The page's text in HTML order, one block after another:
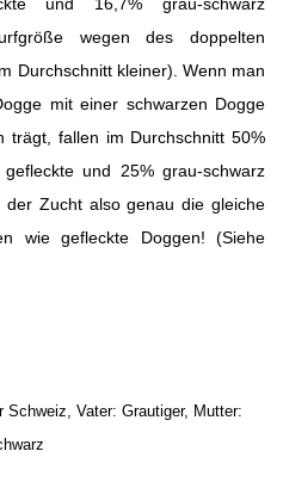
wegen des doppelten
Durchschnitt kleiner). Wenn man
mit einer schwarzen Dogge
trägt, fallen im Durchschnitt 50%
und 25% grau-schwarz
Zucht also genau die gleiche
wie gefleckte Doggen! (Siehe
Schweiz, Vater: Grautiger, Mutter: